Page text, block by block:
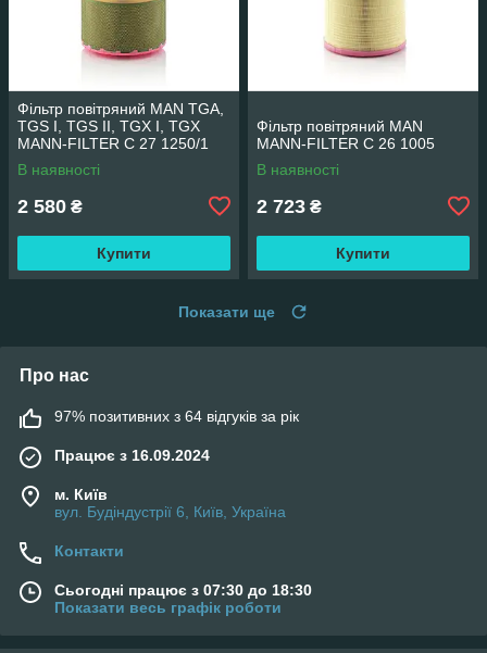
Фільтр повітряний MAN TGA,
TGS I, TGS II, TGX I, TGX
MANN-FILTER C 27 1250/1
В наявності
2 580 ₴
Купити
Фільтр повітряний MAN
MANN-FILTER C 26 1005
В наявності
2 723 ₴
Купити
Показати ще
Про нас
97% позитивних з 64 відгуків за рік
Працює з 16.09.2024
м. Київ
вул. Будіндустрії 6, Київ, Україна
Контакти
Сьогодні працює з 07:30 до 18:30
Показати весь графік роботи